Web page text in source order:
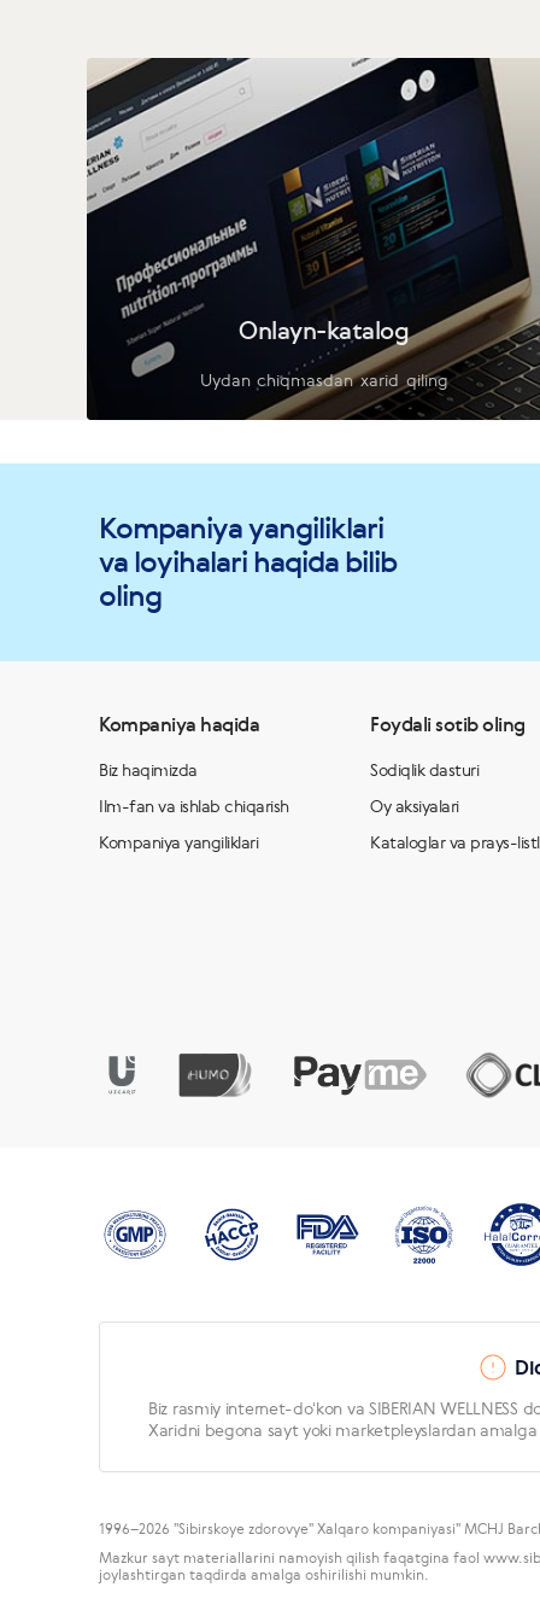
Onlayn-katalog
Uydan chiqmasdan xarid qiling
Kompaniya yangiliklari
va loyihalari haqida bilib
oling
Kompaniya haqida
Biz haqimizda
Ilm-fan va ishlab chiqarish
Kompaniya yangiliklari
Foydali sotib oling
Sodiqlik dasturi
Oy aksiyalari
Kataloglar va prays-
Biz rasmiy internet-doʻkon va SIBERIAN
Xaridni begona sayt yoki marketpleyslardan
1996–2026 "Sibirskoye zdorovye" Xalqaro kompaniyasi" MCHJ
Mazkur sayt materiallarini namoyish qilish faqatgina faol
joylashtirgan taqdirda amalga oshirilishi mumkin.